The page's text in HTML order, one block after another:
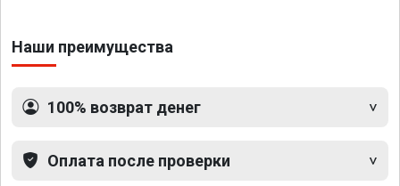
Наши преимущества
100% возврат денег
Оплата после проверки